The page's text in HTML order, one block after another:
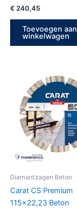
€ 240,45
Toevoegen aan
winkelwagen
Diamantzagen Beton
Carat CS Premium
115×22,23 Beton